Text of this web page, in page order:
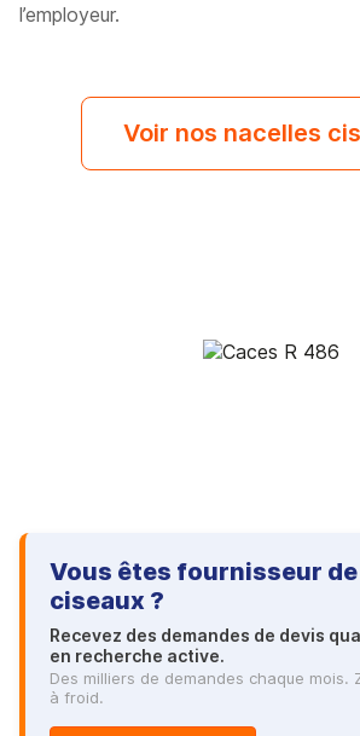
l’employeur.
Voir nos nacelles
Vous êtes fournisseur
ciseaux ?
Recevez des demandes de devis
en recherche active.
Des milliers de demandes chaque mois.
à froid.